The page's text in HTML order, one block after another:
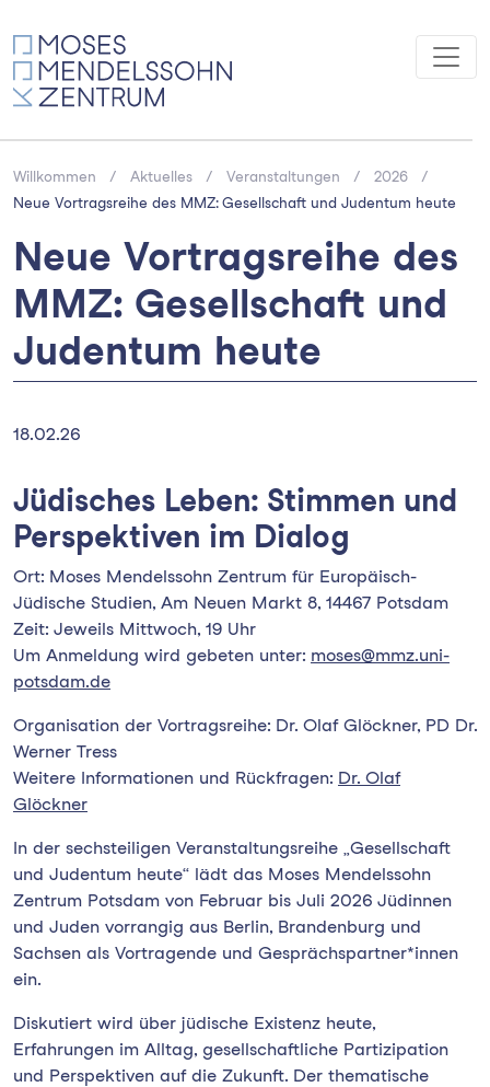
Willkommen Aktuelles Veranstaltungen
2026
Neue Vortragsreihe des MMZ: Gesellschaft und Judentum heute
Neue Vortragsreihe des
MMZ: Gesellschaft und
Judentum heute
18.02.26
Jüdisches Leben: Stimmen und
Perspektiven im Dialog
Ort: Moses Mendelssohn Zentrum für Europäisch-
Jüdische Studien, Am Neuen Markt 8, 14467 Potsdam
Zeit: Jeweils Mittwoch, 19 Uhr
Um Anmeldung wird gebeten unter: moses@mmz.uni-
potsdam.de
Organisation der Vortragsreihe: Dr. Olaf Glöckner, PD Dr.
Werner Tress
Weitere Informationen und Rückfragen: Dr. Olaf
Glöckner
In der sechsteiligen Veranstaltungsreihe „Gesellschaft
und Judentum heute“ lädt das Moses Mendelssohn
Zentrum Potsdam von Februar bis Juli 2026 Jüdinnen
und Juden vorrangig aus Berlin, Brandenburg und
Sachsen als Vortragende und Gesprächspartner*innen
ein.
Diskutiert wird über jüdische Existenz heute,
Erfahrungen im Alltag, gesellschaftliche Partizipation
und Perspektiven auf die Zukunft. Der thematische